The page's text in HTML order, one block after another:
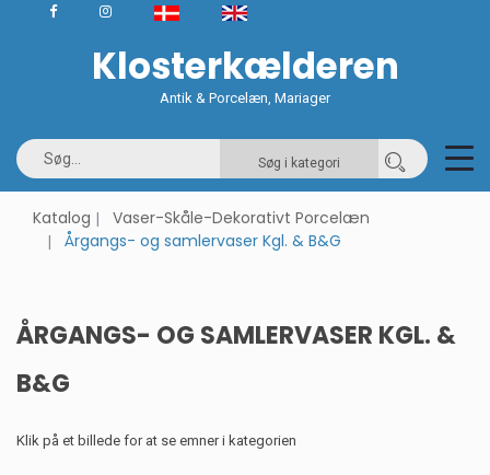
Klosterkælderen
Antik & Porcelæn, Mariager
Søg i kategori
Katalog
Vaser-Skåle-Dekorativt Porcelæn
Årgangs- og samlervaser Kgl. & B&G
ÅRGANGS- OG SAMLERVASER KGL. &
B&G
Klik på et billede for at se emner i kategorien